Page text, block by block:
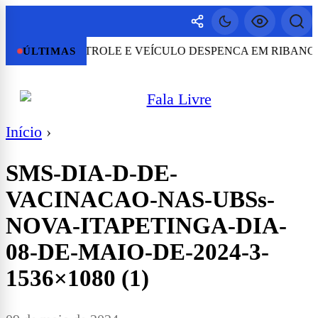
ÚLTIMAS
O CONTROLE E VEÍCULO DESPENCA EM
Início ›
SMS-DIA-D-DE-
VACINACAO-NAS-UBSs-
NOVA-ITAPETINGA-DIA-
08-DE-MAIO-DE-2024-3-
1536×1080 (1)